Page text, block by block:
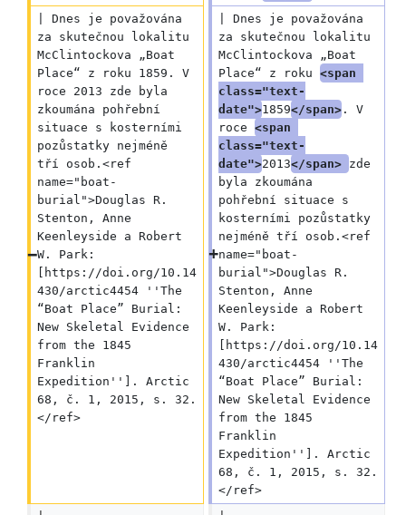
| Dnes je považována
za skutečnou lokalitu
McClintockova „Boat
Place“ z roku 1859. V
roce 2013 zde byla
zkoumána pohřební
situace s kosterními
pozůstatky nejméně
tří osob.<ref
name="boat-
burial">Douglas R.
Stenton, Anne
Keenleyside a Robert
W. Park:
[https://doi.org/10.14
430/arctic4454 ''The
“Boat Place” Burial:
New Skeletal Evidence
from the 1845
Franklin
Expedition'']. Arctic
68, č. 1, 2015, s. 32.
</ref>
| Dnes je považována
za skutečnou lokalitu
McClintockova „Boat
Place“ z roku <span
class="text-
date">1859</span>. V
roce <span
class="text-
date">2013</span> zde
byla zkoumána
pohřební situace s
kosterními pozůstatky
nejméně tří osob.<ref
name="boat-
burial">Douglas R.
Stenton, Anne
Keenleyside a Robert
W. Park:
[https://doi.org/10.14
430/arctic4454 ''The
“Boat Place” Burial:
New Skeletal Evidence
from the 1845
Franklin
Expedition'']. Arctic
68, č. 1, 2015, s. 32.
</ref>